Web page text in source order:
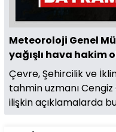
Meteoroloji Genel
yağışlı hava hakim
Çevre, Şehircilik ve
tahmin uzmanı
ilişkin açıklamalarda